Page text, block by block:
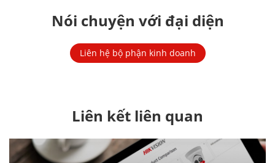
Nói chuyện với đại diện
Liên hệ bộ phận kinh doanh
Liên kết liên quan